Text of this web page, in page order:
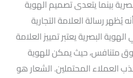
بينما يتعدى تصميم الهوية
يُظهر رسالة العلامة التجارية
البصرية يعتبر تمييز العلامة
سوق متنافس، حيث يمكن للهوية
العملاء المحتملين. الشعار هو